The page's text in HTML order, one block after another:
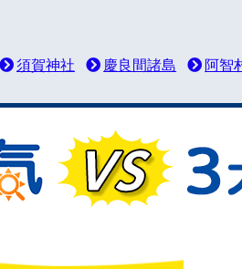
須賀神社 慶良間諸島 阿智